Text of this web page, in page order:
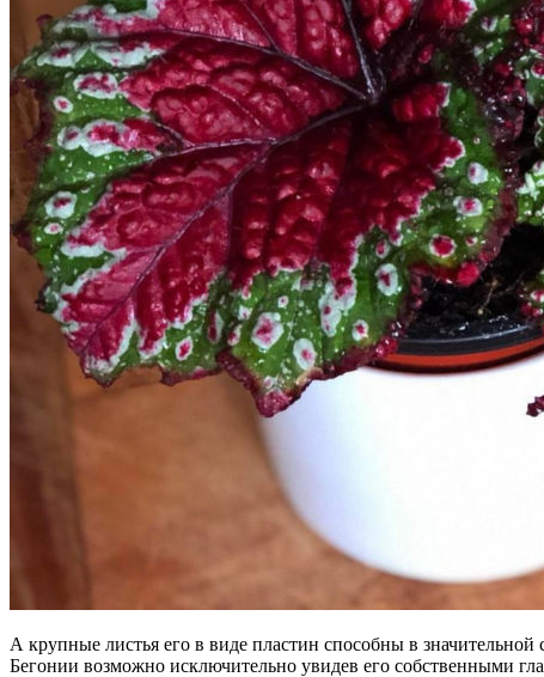
А крупные листья его в виде пластин способны в
Бегонии возможно исключительно увидев его собственными